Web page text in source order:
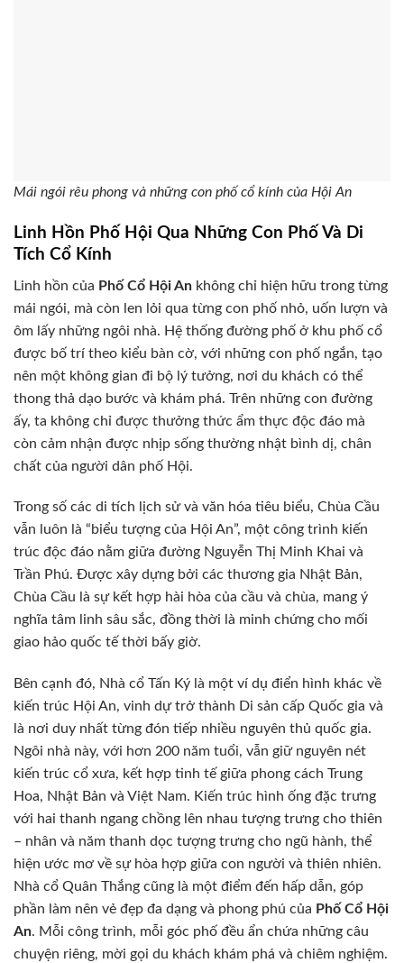
Mái ngói rêu phong và những con phố cổ kính của Hội An
Linh Hồn Phố Hội Qua Những Con Phố Và Di
Tích Cổ Kính
Linh hồn của Phố Cổ Hội An không chỉ hiện hữu trong từng
mái ngói, mà còn len lỏi qua từng con phố nhỏ, uốn lượn và
ôm lấy những ngôi nhà. Hệ thống đường phố ở khu phố cổ
được bố trí theo kiểu bàn cờ, với những con phố ngắn, tạo
nên một không gian đi bộ lý tưởng, nơi du khách có thể
thong thả dạo bước và khám phá. Trên những con đường
ấy, ta không chỉ được thưởng thức ẩm thực độc đáo mà
còn cảm nhận được nhịp sống thường nhật bình dị, chân
chất của người dân phố Hội.
Trong số các di tích lịch sử và văn hóa tiêu biểu, Chùa Cầu
vẫn luôn là “biểu tượng của Hội An”, một công trình kiến
trúc độc đáo nằm giữa đường Nguyễn Thị Minh Khai và
Trần Phú. Được xây dựng bởi các thương gia Nhật Bản,
Chùa Cầu là sự kết hợp hài hòa của cầu và chùa, mang ý
nghĩa tâm linh sâu sắc, đồng thời là minh chứng cho mối
giao hảo quốc tế thời bấy giờ.
Bên cạnh đó, Nhà cổ Tấn Ký là một ví dụ điển hình khác về
kiến trúc Hội An, vinh dự trở thành Di sản cấp Quốc gia và
là nơi duy nhất từng đón tiếp nhiều nguyên thủ quốc gia.
Ngôi nhà này, với hơn 200 năm tuổi, vẫn giữ nguyên nét
kiến trúc cổ xưa, kết hợp tinh tế giữa phong cách Trung
Hoa, Nhật Bản và Việt Nam. Kiến trúc hình ống đặc trưng
với hai thanh ngang chồng lên nhau tượng trưng cho thiên
– nhân và năm thanh dọc tượng trưng cho ngũ hành, thể
hiện ước mơ về sự hòa hợp giữa con người và thiên nhiên.
Nhà cổ Quân Thắng cũng là một điểm đến hấp dẫn, góp
phần làm nên vẻ đẹp đa dạng và phong phú của Phố Cổ Hội
An. Mỗi công trình, mỗi góc phố đều ẩn chứa những câu
chuyện riêng, mời gọi du khách khám phá và chiêm nghiệm.